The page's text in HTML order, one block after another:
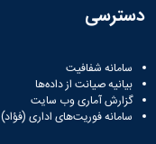
دسترسی
سامانه شفافیت
بیانیه صیانت از داده‌ها
گزارش آماری وب‌ سایت
سامانه فوریت‌های اداری (فؤاد)